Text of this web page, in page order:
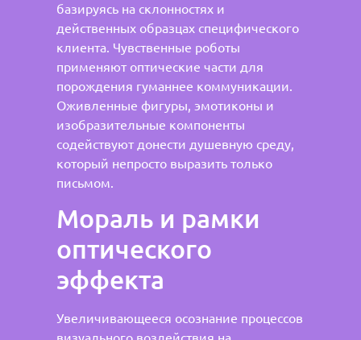
базируясь на склонностях и
действенных образцах специфического
клиента. Чувственные роботы
применяют оптические части для
порождения гуманнее коммуникации.
Оживленные фигуры, эмотиконы и
изобразительные компоненты
содействуют донести душевную среду,
который непросто выразить только
письмом.
Мораль и рамки
оптического
эффекта
Увеличивающееся осознание процессов